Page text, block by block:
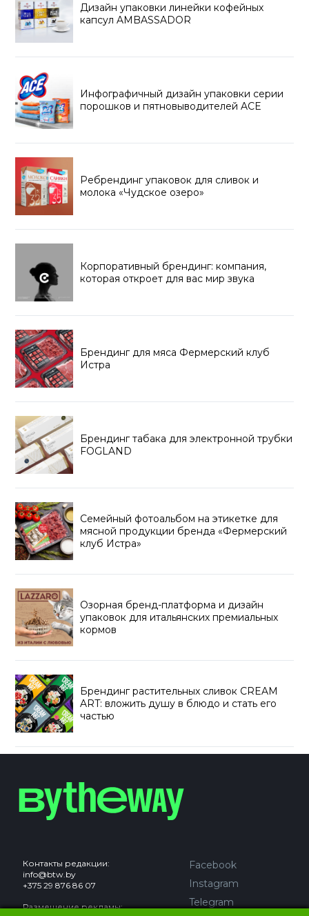
Дизайн упаковки линейки кофейных
капсул AMBASSADOR
Инфографичный дизайн упаковки серии
порошков и пятновыводителей ACE
Ребрендинг упаковок для сливок и
молока «Чудское озеро»
Корпоративный брендинг: компания,
которая откроет для вас мир звука
Брендинг для мяса Фермерский клуб
Истра
Брендинг табака для электронной трубки
FOGLAND
Семейный фотоальбом на этикетке для
мясной продукции бренда «Фермерский
клуб Истра»
Озорная бренд-платформа и дизайн
упаковок для итальянских премиальных
кормов
Брендинг растительных сливок CREAM
ART: вложить душу в блюдо и стать его
частью
Контакты редакции:
info@btw.by
+375 29 876 86 07
Размещение рекламы:
Facebook
Instagram
Telegram